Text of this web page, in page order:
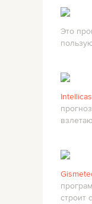
Это
строит